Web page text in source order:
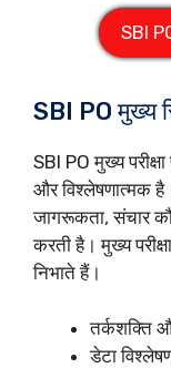
SBI
SBI PO मुख्य
SBI PO मुख्य
और विश्लेषणात्मक
जागरूकता, संचार
करती है। मुख्य
निभाते हैं।
तर्कशक्ति
डेटा